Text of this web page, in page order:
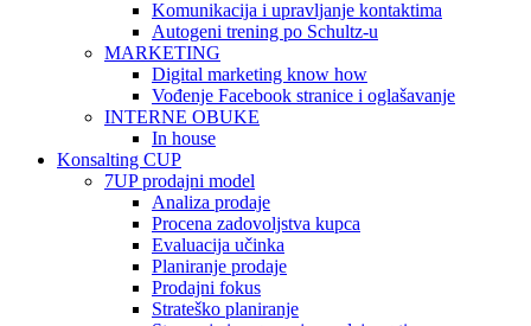
Komunikacija i upravljanje kontaktima
Autogeni trening po Schultz-u
MARKETING
Digital marketing know how
Vođenje Facebook stranice i oglašavanje
INTERNE OBUKE
In house
Konsalting CUP
7UP prodajni model
Analiza prodaje
Procena zadovoljstva kupca
Evaluacija učinka
Planiranje prodaje
Prodajni fokus
Strateško planiranje